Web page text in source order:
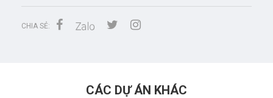
CHIA SẺ:
CÁC DỰ ÁN KHÁC